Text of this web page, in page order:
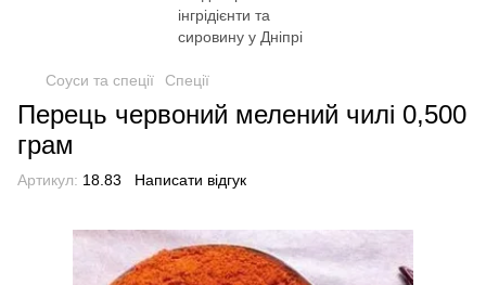
Соуси та спеції Спеції
Перець червоний мелений чилі 0,500
грам
Артикул: 18.83 Написати відгук